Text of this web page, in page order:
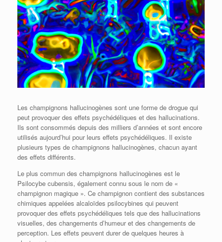
Les champignons hallucinogènes sont une forme de drogue qui
peut provoquer des effets psychédéliques et des hallucinations.
Ils sont consommés depuis des milliers d’années et sont encore
utilisés aujourd’hui pour leurs effets psychédéliques. Il existe
plusieurs types de champignons hallucinogènes, chacun ayant
des effets différents.
Le plus commun des champignons hallucinogènes est le
Psilocybe cubensis, également connu sous le nom de «
champignon magique ». Ce champignon contient des substances
chimiques appelées alcaloïdes psilocybines qui peuvent
provoquer des effets psychédéliques tels que des hallucinations
visuelles, des changements d’humeur et des changements de
perception. Les effets peuvent durer de quelques heures à